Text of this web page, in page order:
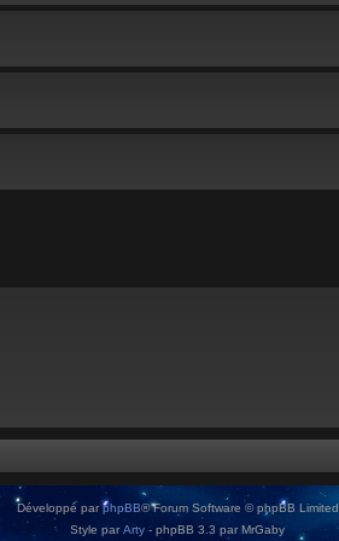
Développé parphpBB® Forum Software © phpBB Limited
Style par Arty - phpBB 3.3 par MrGaby